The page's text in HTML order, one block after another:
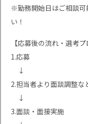
※勤務開始日はご相談可
い！
【応募後の流れ・選考プ
1.応募
↓
2.担当者より面談調整
↓
3.面談・面接実施